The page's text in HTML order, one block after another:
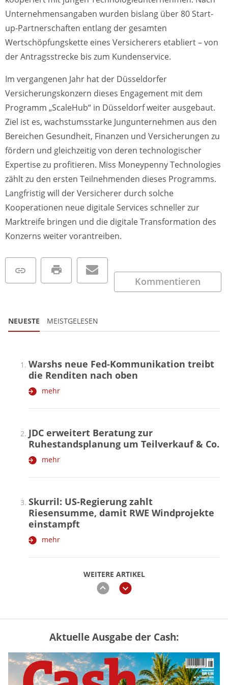
Unternehmensangaben wurden bislang über 80 Start-
up-Partnerschaften entlang der gesamten
Wertschöpfungskette eines Versicherers etabliert – von
der Antragsstrecke bis zum Kundenservice.
Im vergangenen Jahr hat der Düsseldorfer
Versicherungskonzern dieses Engagement mit dem
Programm „ScaleHub“ in Düsseldorf weiter ausgebaut.
Ziel ist es, wachstumsstarke Jungunternehmen aus den
Bereichen Gesundheit, Finanzen und Versicherungen zu
fördern und gleichzeitig von deren technologischer
Expertise zu profitieren. Miss Moneypenny Technologies
zählt zu den ersten Teilnehmenden dieses Programms.
Langfristig will der Versicherer durch solche
Kooperationen neue digitale Services schneller zur
Marktreife bringen und die digitale Transformation des
Konzerns weiter vorantreiben.
Kommentieren
NEUESTE MEISTGELESEN
WEITERE ARTIKEL
zurückweiter
Warshs neue Fed-Kommunikation treibt
die Renditen nach oben
mehr
JDC erweitert Beratung zur
Ruhestandsplanung um Teilverkauf & Co.
mehr
Skurril: US-Regierung zahlt
Riesensumme, damit RWE Windprojekte
einstampft
mehr
„Jung kauft Alt“ 2026: Neue Förderung im
Überblick – Tabelle mit Kreditbeträgen
und Einkommensgrenzen
mehr
Aktuelle Ausgabe der Cash: